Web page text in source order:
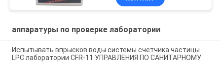
органический
аппаратуры по проверке лаборатории
Испытывать впрысков воды системы счетчика частицы
LPC лаборатории CFR-11 УПРАВЛЕНИЯ ПО САНИТАРНОМУ